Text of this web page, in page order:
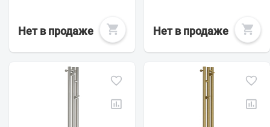
Нет в продаже Нет в продаже